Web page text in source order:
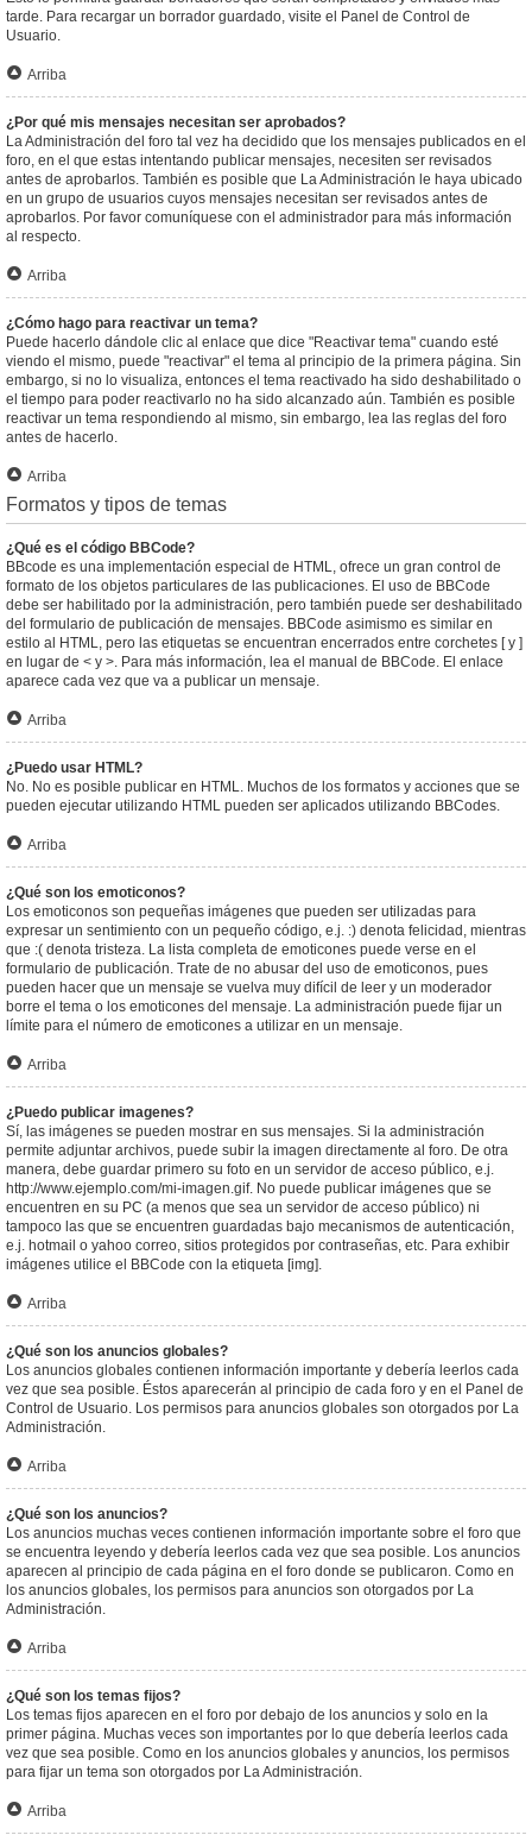
tarde. Para recargar un borrador guardado, visite el Panel de Control de
Usuario.
Arriba
¿Por qué mis mensajes necesitan ser aprobados?
La Administración del foro tal vez ha decidido que los mensajes publicados en el
foro, en el que estas intentando publicar mensajes, necesiten ser revisados
antes de aprobarlos. También es posible que La Administración le haya ubicado
en un grupo de usuarios cuyos mensajes necesitan ser revisados antes de
aprobarlos. Por favor comuníquese con el administrador para más información
al respecto.
Arriba
¿Cómo hago para reactivar un tema?
Puede hacerlo dándole clic al enlace que dice "Reactivar tema" cuando esté
viendo el mismo, puede "reactivar" el tema al principio de la primera página. Sin
embargo, si no lo visualiza, entonces el tema reactivado ha sido deshabilitado o
el tiempo para poder reactivarlo no ha sido alcanzado aún. También es posible
reactivar un tema respondiendo al mismo, sin embargo, lea las reglas del foro
antes de hacerlo.
Arriba
Formatos y tipos de temas
¿Qué es el código BBCode?
BBcode es una implementación especial de HTML, ofrece un gran control de
formato de los objetos particulares de las publicaciones. El uso de BBCode
debe ser habilitado por la administración, pero también puede ser deshabilitado
del formulario de publicación de mensajes. BBCode asimismo es similar en
estilo al HTML, pero las etiquetas se encuentran encerrados entre corchetes [ y ]
en lugar de < y >. Para más información, lea el manual de BBCode. El enlace
aparece cada vez que va a publicar un mensaje.
Arriba
¿Puedo usar HTML?
No. No es posible publicar en HTML. Muchos de los formatos y acciones que se
pueden ejecutar utilizando HTML pueden ser aplicados utilizando BBCodes.
Arriba
¿Qué son los emoticonos?
Los emoticonos son pequeñas imágenes que pueden ser utilizadas para
expresar un sentimiento con un pequeño código, e.j. :) denota felicidad, mientras
que :( denota tristeza. La lista completa de emoticones puede verse en el
formulario de publicación. Trate de no abusar del uso de emoticonos, pues
pueden hacer que un mensaje se vuelva muy difícil de leer y un moderador
borre el tema o los emoticones del mensaje. La administración puede fijar un
límite para el número de emoticones a utilizar en un mensaje.
Arriba
¿Puedo publicar imagenes?
Sí, las imágenes se pueden mostrar en sus mensajes. Si la administración
permite adjuntar archivos, puede subir la imagen directamente al foro. De otra
manera, debe guardar primero su foto en un servidor de acceso público, e.j.
http://www.ejemplo.com/mi-imagen.gif. No puede publicar imágenes que se
encuentren en su PC (a menos que sea un servidor de acceso público) ni
tampoco las que se encuentren guardadas bajo mecanismos de autenticación,
e.j. hotmail o yahoo correo, sitios protegidos por contraseñas, etc. Para exhibir
imágenes utilice el BBCode con la etiqueta [img].
Arriba
¿Qué son los anuncios globales?
Los anuncios globales contienen información importante y debería leerlos cada
vez que sea posible. Éstos aparecerán al principio de cada foro y en el Panel de
Control de Usuario. Los permisos para anuncios globales son otorgados por La
Administración.
Arriba
¿Qué son los anuncios?
Los anuncios muchas veces contienen información importante sobre el foro que
se encuentra leyendo y debería leerlos cada vez que sea posible. Los anuncios
aparecen al principio de cada página en el foro donde se publicaron. Como en
los anuncios globales, los permisos para anuncios son otorgados por La
Administración.
Arriba
¿Qué son los temas fijos?
Los temas fijos aparecen en el foro por debajo de los anuncios y solo en la
primer página. Muchas veces son importantes por lo que debería leerlos cada
vez que sea posible. Como en los anuncios globales y anuncios, los permisos
para fijar un tema son otorgados por La Administración.
Arriba